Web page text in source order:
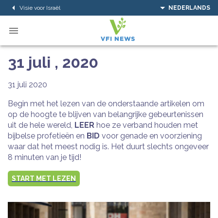
Visie voor Israël NEDERLANDS
31 juli , 2020
31 juli 2020
Begin met het lezen van de onderstaande artikelen om
op de hoogte te blijven van belangrijke gebeurtenissen
uit de hele wereld, LEER hoe ze verband houden met
bijbelse profetieën en BID voor genade en voorziening
waar dat het meest nodig is. Het duurt slechts ongeveer
8 minuten van je tijd!
START MET LEZEN